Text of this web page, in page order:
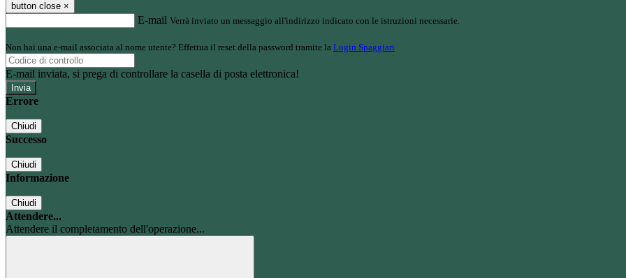
button close ×
E-mail Verrà inviato un messaggio all'indirizzo indicato con le istruzioni necessarie.
Non hai una e-mail associata al nome utente? Effettua il reset della password tramite la Login Spaggiari
E-mail inviata, si prega di controllare la casella di posta elettronica!
Errore
Chiudi
Successo
Chiudi
Informazione
Chiudi
Attendere...
Attendere il completamento dell'operazione...